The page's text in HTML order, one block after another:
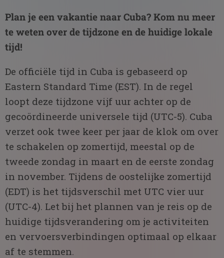
Plan je een vakantie naar Cuba? Kom nu meer
te weten over de tijdzone en de huidige lokale
tijd!
De officiële tijd in Cuba is gebaseerd op
Eastern Standard Time (EST). In de regel
loopt deze tijdzone vijf uur achter op de
gecoördineerde universele tijd (UTC-5). Cuba
verzet ook twee keer per jaar de klok om over
te schakelen op zomertijd, meestal op de
tweede zondag in maart en de eerste zondag
in november. Tijdens de oostelijke zomertijd
(EDT) is het tijdsverschil met UTC vier uur
(UTC-4). Let bij het plannen van je reis op de
huidige tijdsverandering om je activiteiten
en vervoersverbindingen optimaal op elkaar
af te stemmen.